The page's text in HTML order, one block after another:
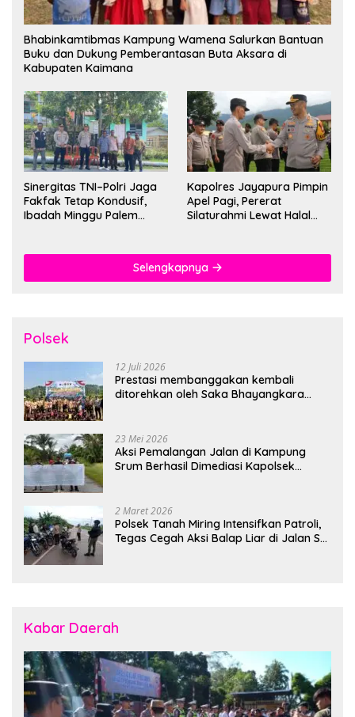
Bhabinkamtibmas Kampung Wamena Salurkan Bantuan
Buku dan Dukung Pemberantasan Buta Aksara di
Kabupaten Kaimana
Sinergitas TNI–Polri Jaga
Fakfak Tetap Kondusif,
Ibadah Minggu Palem
Kapolres Jayapura Pimpin
Apel Pagi, Pererat
Silaturahmi Lewat Halal
Selengkapnya
Polsek
12 Juli 2026
Prestasi membanggakan kembali
ditorehkan oleh Saka Bhayangkara
23 Mei 2026
Aksi Pemalangan Jalan di Kampung
Srum Berhasil Dimediasi Kapolsek
2 Maret 2026
Polsek Tanah Miring Intensifkan Patroli,
Tegas Cegah Aksi Balap Liar di Jalan SP
Kabar Daerah